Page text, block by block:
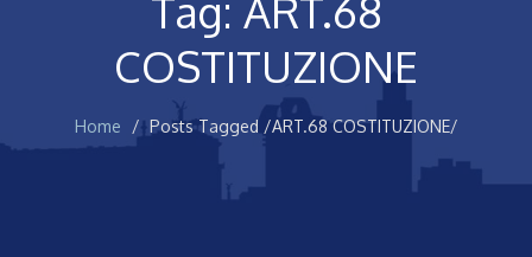
Tag: ART.68
COSTITUZIONE
Home Posts Tagged /ART.68 COSTITUZIONE/